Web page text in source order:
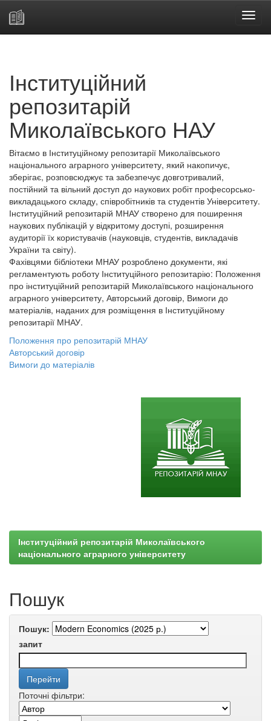
Інституційний
репозитарій
Миколаївського НАУ
Вітаємо в Інституційному репозитарії Миколаївського
національного аграрного університету, який накопичує,
зберігає, розповсюджує та забезпечує довготривалий,
постійний та вільний доступ до наукових робіт професорсько-
викладацького складу, співробітників та студентів Університету.
Інституційний репозитарій МНАУ створено для поширення
наукових публікацій у відкритому доступі, розширення
аудиторії їх користувачів (науковців, студентів, викладачів
України та світу).
Фахівцями бібліотеки МНАУ розроблено документи, які
регламентують роботу Інституційного репозитарію: Положення
про інституційний репозитарій Миколаївського національного
аграрного університету, Авторський договір, Вимоги до
матеріалів, наданих для розміщення в Інституційному
репозитарії МНАУ.
Положення про репозитарій МНАУ
Авторський договір
Вимоги до матеріалів
Інституційний репозитарій Миколаївського
національного аграрного університету
Пошук
Пошук:
запит
Поточні фільтри: